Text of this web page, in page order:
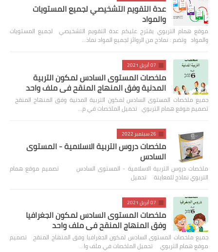
عدة التقويم التشخيصي لجميع المستويات
والمواد
موقع همام التربوي يقترح عليكم عدة التقويم التشخيصي لجميع المستويات
والمواد وتضم : نماذج من الروائز لجميع المواد نماذ…
07 أبريل 2021
ملخصات المستوى السادس لمكون التربية
المدنية وفق المنهاج المنقح في ملف واحد
جميع ملخصات المستوى السادس لمكون التربية المدنية وفق المنهاج المنقح
تصميم موقع همام التربوي تحميل الملخصات في م…
26 سبتمبر 2022
ملخصات دروس التربية الاسلامية - المستوى
السادس
ملخصات دروس التربية الاسلامية - المستوى السادس تصميم موقع همام
التربوي نماذج للمعاينة تحميل
07 أبريل 2021
ملخصات المستوى السادس لمكون الجغرافيا
وفق المنهاج المنقح في ملف واحد
جميع ملخصات المستوى السادس لمكون الجغرافيا وفق المنهاج المنقح تصميم
موقع همام التربوي تحميل الملخصات في ملف وا…